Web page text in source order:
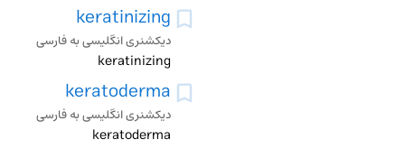
keratinizing
دیکشنری انگلیسی به فارسی
keratinizing
keratoderma
دیکشنری انگلیسی به فارسی
keratoderma